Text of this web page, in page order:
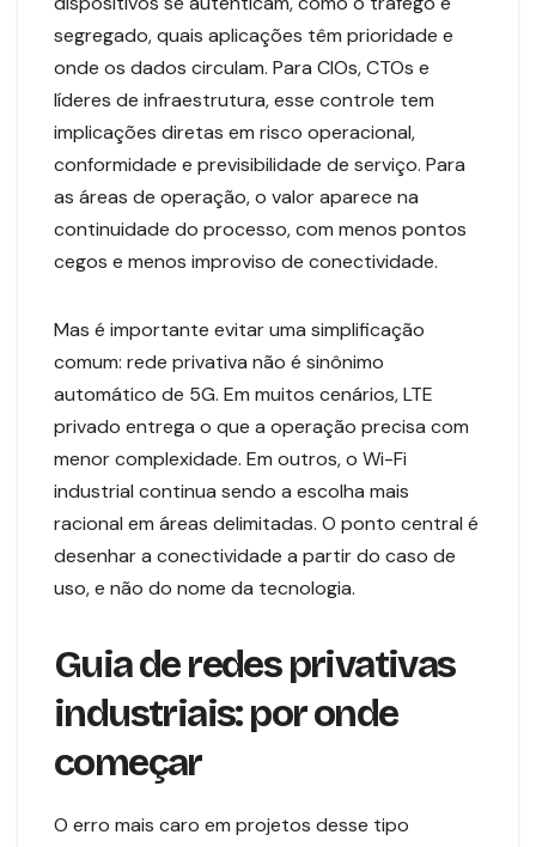
segregado, quais aplicações têm prioridade e
onde os dados circulam. Para CIOs, CTOs e
líderes de infraestrutura, esse controle tem
implicações diretas em risco operacional,
conformidade e previsibilidade de serviço. Para
as áreas de operação, o valor aparece na
continuidade do processo, com menos pontos
cegos e menos improviso de conectividade.
Mas é importante evitar uma simplificação
comum: rede privativa não é sinônimo
automático de 5G. Em muitos cenários, LTE
privado entrega o que a operação precisa com
menor complexidade. Em outros, o Wi-Fi
industrial continua sendo a escolha mais
racional em áreas delimitadas. O ponto central é
desenhar a conectividade a partir do caso de
uso, e não do nome da tecnologia.
Guia de redes privativas
industriais: por onde
começar
O erro mais caro em projetos desse tipo